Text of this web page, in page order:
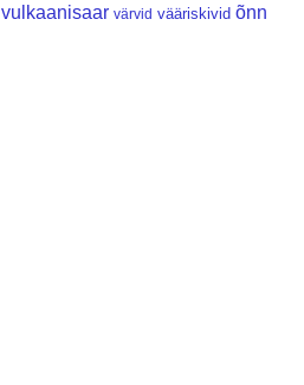
vulkaanisaar värvid vääriskivid õnn